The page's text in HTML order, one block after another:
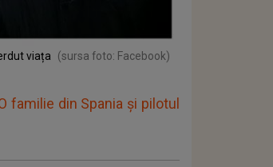
viața (sursa foto: Facebook)
familie din Spania și pilotul